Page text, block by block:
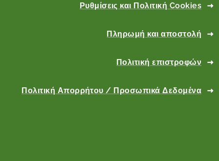
Ρυθμίσεις και Πολιτική Cookies
Πληρωμή και αποστολή
Πολιτική επιστροφών
Πολιτική Απορρήτου / Προσωπικά Δεδομένα